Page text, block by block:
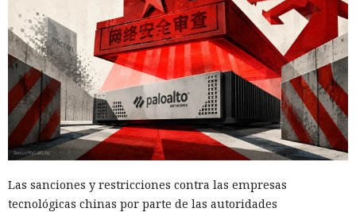
reducir el riesgo, la empresa aconseja exigir Extended
Protection for Authentication en el servidor de la base de
WSUS, restringir el acceso de red a ese servidor y supervisar
las llamadas a los procedimientos de creación de grupos y
despliegue de actualizaciones, especialmente si el archivo
termina en .txt o .esd.
¿Dejaste que un agente de IA se
encargara de tu rutina diaria?
Ya vació tus cuentas comprando
en marketplaces y mandó spam
a todos tus contactos
Las sanciones y restricciones contra las empresas
tecnológicas chinas por parte de las autoridades